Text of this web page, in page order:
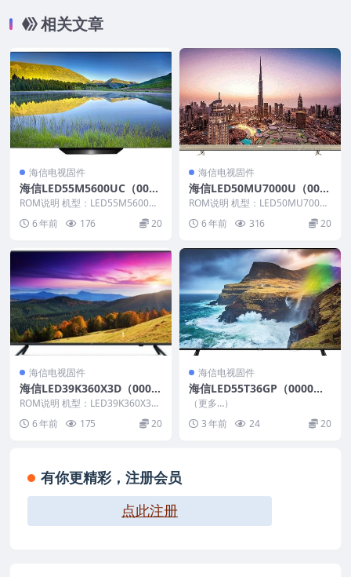
相关文章
海信电视固件
海信LED55M5600UC（000
0）BOM1_C007_20171230
官方原厂USB刷机电视固件包
ROM说明 机型：LED55M5600UC
固件版本：（0000） BOM：1 ...
6 年前 176 20
海信电视固件
海信LED50MU7000U（000
0）BOM1_C012官方原厂US
B刷机电视固件包
ROM说明 机型：LED50MU7000
U 固件版本：（0000） BOM：1
... 6 年前 316 20
海信电视固件
海信LED39K360X3D（000
0）BOM1官方原厂USB刷机
电视固件包
ROM说明 机型：LED39K360X3D
固件版本：（0000） BOM：1 ...
6 年前 175 20
海信电视固件
海信LED55T36GP（0000）B
OM1_C005_20111118U盘刷
机固件
（更多…）
3 年前
24 20
有你更精彩，注册会员
点此注册